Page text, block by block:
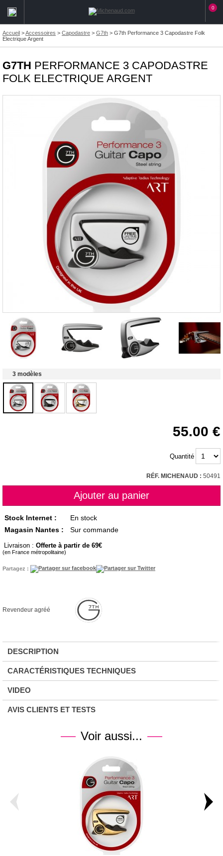
0
Accueil >Accessoires > Capodastre > G7th > G7th Performance 3 Capodastre Folk
Electrique Argent
G7TH PERFORMANCE 3 CAPODASTRE
FOLK ELECTRIQUE ARGENT
3 modèles
55.00
Quantité
RÉF. MICHENAUD : 50491
Stock Internet :
En stock
Magasin Nantes :
Sur commande
Livraison : Offerte à partir de 69
(en France métropolitaine)
Partagez :
Revendeur agréé
DESCRIPTION
CARACTÉRISTIQUES TECHNIQUES
VIDEO
AVIS CLIENTS ET TESTS
Voir aussi...